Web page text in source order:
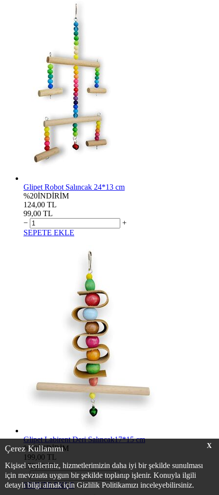
X
Çerez Kullanımı
Kişisel verileriniz, hizmetlerimizin daha iyi bir şekilde sunulması
için mevzuata uygun bir şekilde toplanıp işlenir. Konuyla ilgili
detaylı bilgi almak için Gizlilik Politikamızı inceleyebilirsiniz.
Glipet Robot Salıncak 24*13 cm
%20İNDİRİM
124,00 TL
99,00 TL
−
+
SEPETE EKLE
Glipet Labirent Deri Salıncak17*15 cm
%10İNDİRİM
199,00 TL
179,00 TL
−
+
SEPETE EKLE